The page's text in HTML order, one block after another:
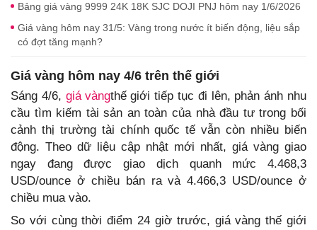
Bảng giá vàng 9999 24K 18K SJC DOJI PNJ hôm nay 1/6/2026
Giá vàng hôm nay 31/5: Vàng trong nước ít biến động, liệu sắp
có đợt tăng mạnh?
Giá vàng hôm nay 4/6 trên thế giới
Sáng 4/6, giá vàngthế giới tiếp tục đi lên, phản ánh nhu
cầu tìm kiếm tài sản an toàn của nhà đầu tư trong bối
cảnh thị trường tài chính quốc tế vẫn còn nhiều biến
động. Theo dữ liệu cập nhật mới nhất, giá vàng giao
ngay đang được giao dịch quanh mức 4.468,3
USD/ounce ở chiều bán ra và 4.466,3 USD/ounce ở
chiều mua vào.
So với cùng thời điểm 24 giờ trước, giá vàng thế giới